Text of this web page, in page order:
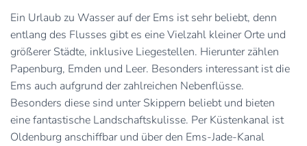
Ein Urlaub zu Wasser auf der Ems ist sehr beliebt, denn
entlang des Flusses gibt es eine Vielzahl kleiner Orte und
größerer Städte, inklusive Liegestellen. Hierunter zählen
Papenburg, Emden und Leer. Besonders interessant ist die
Ems auch aufgrund der zahlreichen Nebenflüsse.
Besonders diese sind unter Skippern beliebt und bieten
eine fantastische Landschaftskulisse. Per Küstenkanal ist
Oldenburg anschiffbar und über den Ems-Jade-Kanal